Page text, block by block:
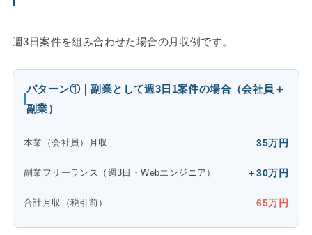
週3日案件を組み合わせた場合の月収例です。
パターン①｜副業として週3日1案件の場合（会社員＋
副業）
本業（会社員）月収 35万円
副業フリーランス（週3日・Webエンジニア） ＋30万円
合計月収（税引前） 65万円